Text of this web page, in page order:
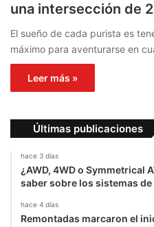
una intersección de
El sueño de cada purista es
máximo para aventurarse en
Leer más »
Últimas publicaciones
hace 3 días
¿AWD, 4WD o Symmetrical
saber sobre los sistemas
hace 4 días
Remontadas marcaron el